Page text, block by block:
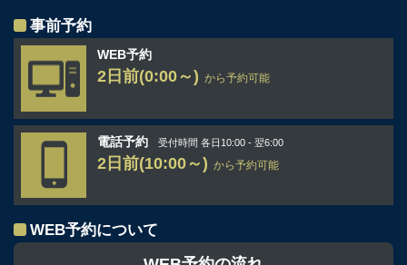
事前予約
WEB予約
2日前(0:00～) から予約可能
電話予約 受付時間 各日10:00 - 翌6:00
2日前(10:00～) から予約可能
WEB予約について